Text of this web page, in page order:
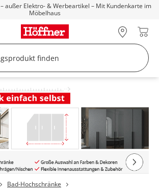
– außer Elektro- & Werbeartikel – Mit Kundenkarte im
Möbelhaus
Bad-Hochschränke